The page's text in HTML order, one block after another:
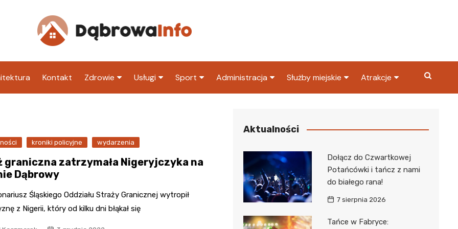
Kontakt Zdrowie
Apteka
Usługi
Stacja paliw
Adwokat
Sport Administracja
Urząd Skarbowy
Służby miejskie
Policja
Atrakcje
kroniki policyjne wydarzenia
graniczna zatrzymała Nigeryjczyka na
Dąbrowy
Śląskiego Oddziału Straży Granicznej wytropił
z Nigerii, który od kilku dni błąkał się
Aktualności
Dołącz do Czwartkowej
Potańcówki i tańcz z nami
do białego rana!
7 sierpnia 2026
Tańce w Fabryce: